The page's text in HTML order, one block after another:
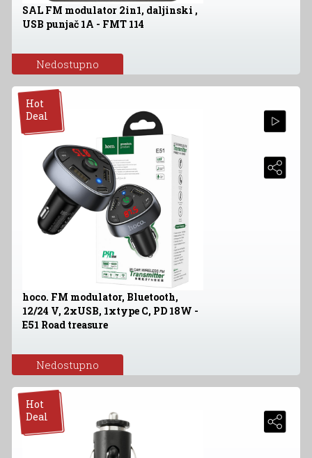
SAL FM modulator 2in1, daljinski ,
USB punjač 1A - FMT 114
Nedostupno
Hot
Deal
hoco. FM modulator, Bluetooth,
12/24 V, 2xUSB, 1xtype C, PD 18W -
E51 Road treasure
Nedostupno
Hot
Deal